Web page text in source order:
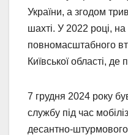
України, а згодом
шахті. У 2022 році, на
повномасштабного
Київської області,
7 грудня 2024 року
службу під час
десантно-